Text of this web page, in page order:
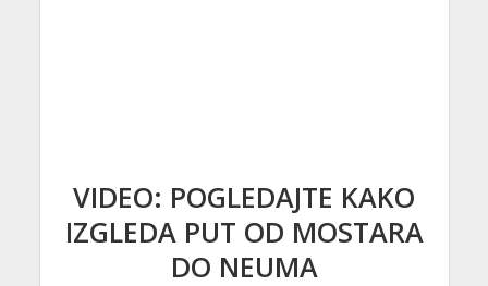
VIDEO: POGLEDAJTE KAKO
IZGLEDA PUT OD MOSTARA
DO NEUMA